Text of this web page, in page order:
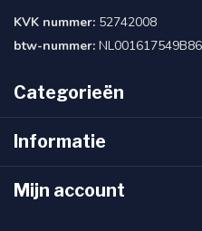
KVK nummer: 52742008
btw-nummer: NL001617549B86
Categorieën
Informatie
Mijn account